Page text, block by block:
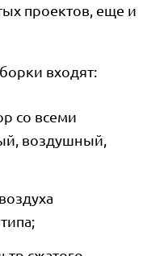
проектов, еще и
входят: ⠀
со всеми
воздушный,